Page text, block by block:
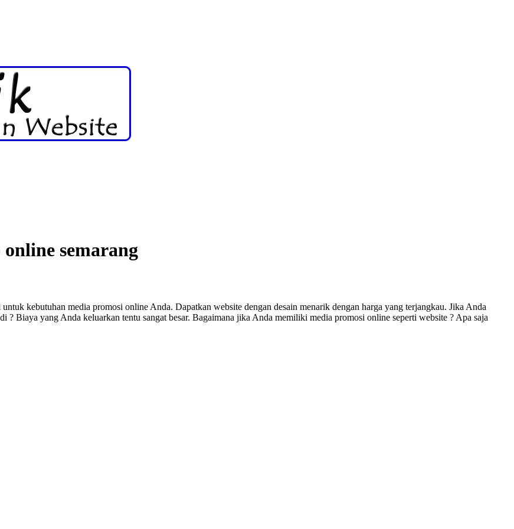
semarang
kebutuhan media promosi online Anda. Dapatkan website dengan desain menarik dengan harga yang terjangkau. Jika Anda
? Biaya yang Anda keluarkan tentu sangat besar. Bagaimana jika Anda memiliki media promosi online seperti website ? Apa saja